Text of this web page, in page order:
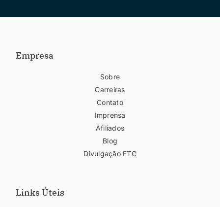
Empresa
Sobre
Carreiras
Contato
Imprensa
Afiliados
Blog
Divulgação FTC
Links Úteis